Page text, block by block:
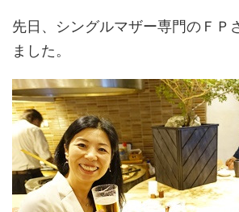
先日、シングルマザー専門のＦＰ
ました。